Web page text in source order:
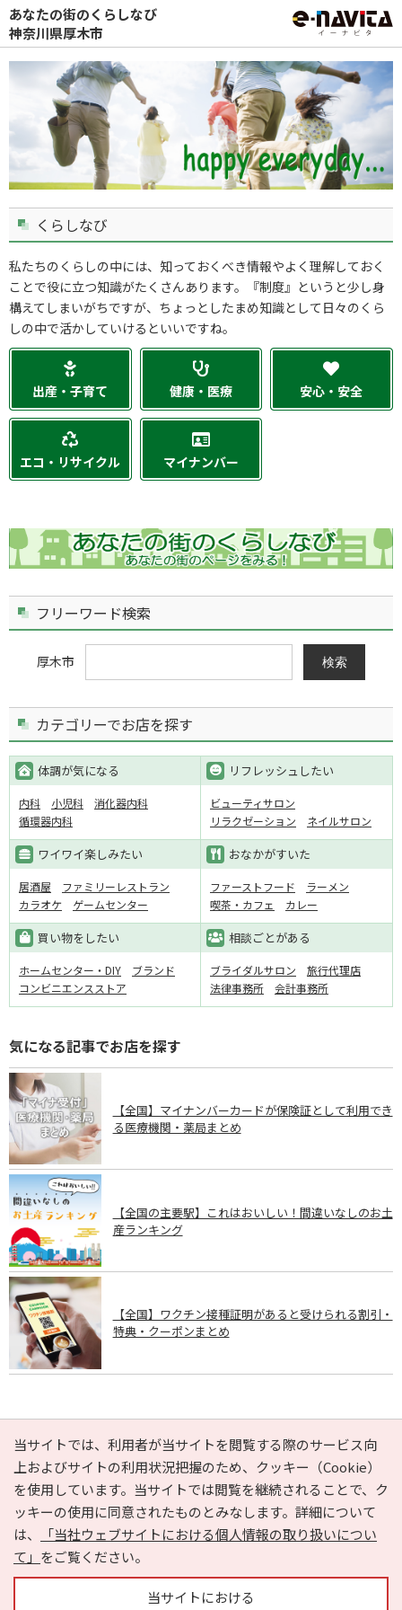
あなたの街のくらしなび
神奈川県厚木市
くらしなび
私たちのくらしの中には、知っておくべき情報やよく理解しておく
ことで役に立つ知識がたくさんあります。『制度』というと少し身
構えてしまいがちですが、ちょっとしたまめ知識として日々のくら
しの中で活かしていけるといいですね。
出産・子育て 健康・医療 安心・安全
エコ・リサイクル マイナンバー
フリーワード検索
厚木市 検索
カテゴリーでお店を探す
体調が気になる
内科 小児科
消化器内科
循環器内科
リフレッシュしたい
ビューティサロン
リラクゼーション
ネイルサロン
ワイワイ楽しみたい
居酒屋
ファミリーレストラン
カラオケ
ゲームセンター
おなかがすいた
ファーストフード
ラーメン
喫茶・カフェ
カレー
買い物をしたい
ホームセンター・DIY
ブランド
コンビニエンスストア
相談ごとがある
ブライダルサロン
旅行代理店
法律事務所
会計事務所
気になる記事でお店を探す
【全国】マイナンバーカードが保険証として利用でき
る医療機関・薬局まとめ
【全国の主要駅】これはおいしい！間違いなしのお土
産ランキング
【全国】ワクチン接種証明があると受けられる割引・
特典・クーポンまとめ
PAGE TOP
当サイトでは、利用者が当サイトを閲覧する際のサービス向
上およびサイトの利用状況把握のため、クッキー（Cookie）
を使用しています。当サイトでは閲覧を継続されることで、ク
ッキーの使用に同意されたものとみなします。詳細について
は、
「当社ウェブサイトにおける個人情報の取り扱いについ
て」 をご覧ください。
当サイトにおける
e-NAVITA（イーナビタ）とは？ お気に入り
ヘルプ
利用規約
個人情報の取り扱いについて
運営会社
サイトマップ
広告掲載に関するお問い合わせ